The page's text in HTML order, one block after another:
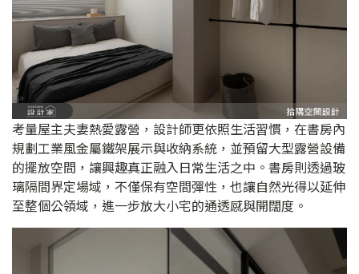
考量屋主夫妻熱愛露營，設計師更依照生活習慣，在書房內
規劃工業風金屬鐵架展示與收納系統，並預留大型露營設備
的擺放空間，讓興趣真正融入日常生活之中。書房則透過玻
璃隔間界定場域，不僅保有空間彈性，也讓自然光得以延伸
至整個公領域，進一步放大小宅的通透感與開闊度。